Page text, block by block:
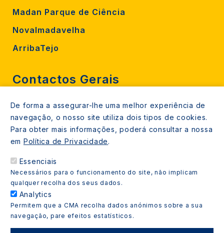
Madan Parque de Ciência
Novalmadavelha
ArribaTejo
Contactos Gerais
212 724 000
800206770 (gratuito rede fixa)
Contacte-nos
Espaços de atendimento
Livro Amarelo
De forma a assegurar-lhe uma melhor experiência de
navegação, o nosso site utiliza dois tipos de cookies.
Para obter mais informações, poderá consultar a nossa
em Política de Privacidade.
Essenciais
Necessários para o funcionamento do site, não implicam
qualquer recolha dos seus dados.
Analytics
Permitem que a CMA recolha dados anónimos sobre a sua
navegação, pare efeitos estatísticos.